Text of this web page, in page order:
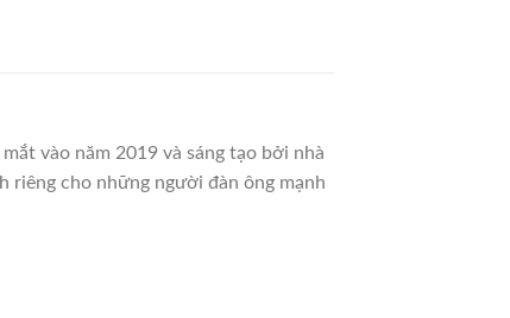
vào năm 2019 và sáng tạo bởi nhà
riêng cho những người đàn ông mạnh